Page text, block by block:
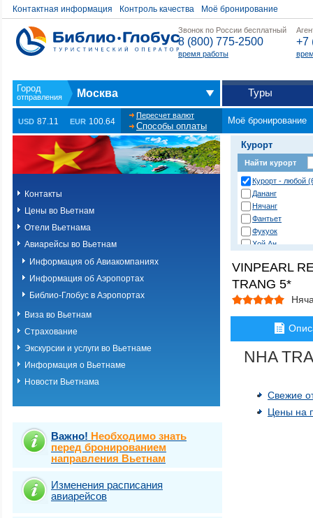
Контактная информация Контроль качества Моё бронирование
Звонок по России бесплатный
8 (800) 775-2500
время работы
+7
Москва Туры
USD 87.11 EUR 100.64
Пересчет валют
Способы оплаты
Моё бронирование
Контакты
Цены во Вьетнам
Отели Вьетнама
Авиарейсы во Вьетнам
Информация об Авиакомпаниях
Информация об Аэропортах
Библио-Глобус в Аэропортах
Виза во Вьетнам
Страхование
Экскурсии и услуги во Вьетнаме
Информация о Вьетнаме
Новости Вьетнама
Важно! Необходимо знать
перед бронированием
направления Вьетнам
Изменения расписания
авиарейсов
Курорт
Найти курорт
Курорт - любой
Дананг
Нячанг
Фантьет
Фукуок
Хой Ан
VINPEARL
TRANG 5*
NHA
Свежие
Цены на